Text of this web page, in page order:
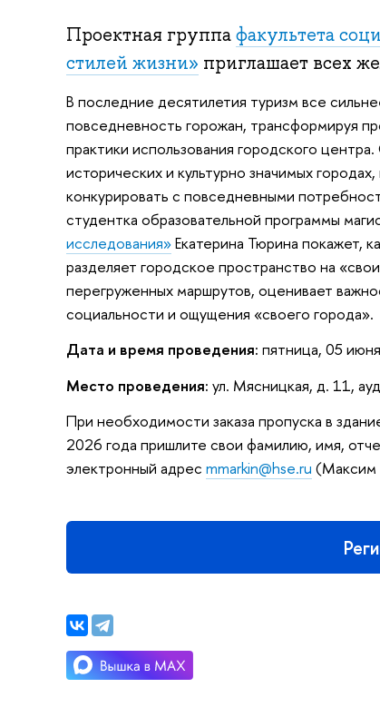
Проектная группафакультета
стилей жизни» приглашает всех
В последние десятилетия туризм все
повседневность горожан, трансформируя
практики использования городского
исторических и культурно значимых
конкурировать с повседневными
студентка образовательной программы
исследования»Екатерина Тюрина покажет,
разделяет городское пространство на
перегруженных маршрутов, оценивает
социальности и ощущения «своего города».
Дата и время проведения: пятница, 05
Место проведения: ул. Мясницкая, д. 11,
При необходимости заказа пропуска в
2026 года пришлите свои фамилию, имя,
электронный адресmmarkin@hse.ru (Максим